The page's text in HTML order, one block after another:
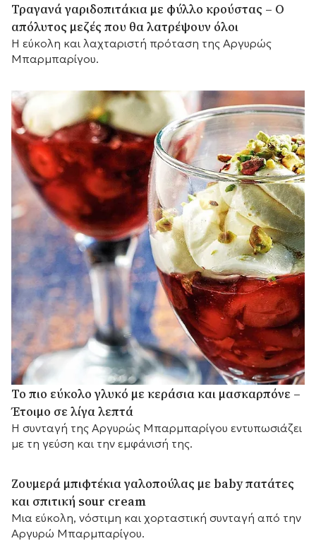
Τραγανά γαριδοπιτάκια με φύλλο κρούστας – Ο
απόλυτος μεζές που θα λατρέψουν όλοι
Η εύκολη και λαχταριστή πρόταση της Αργυρώς
Μπαρμπαρίγου.
Το πιο εύκολο γλυκό με κεράσια και μασκαρπόνε –
Έτοιμο σε λίγα λεπτά
Η συνταγή της Αργυρώς Μπαρμπαρίγου εντυπωσιάζει
με τη γεύση και την εμφάνισή της.
Ζουμερά μπιφτέκια γαλοπούλας με baby πατάτες
και σπιτική sour cream
Μια εύκολη, νόστιμη και χορταστική συνταγή από την
Αργυρώ Μπαρμπαρίγου.